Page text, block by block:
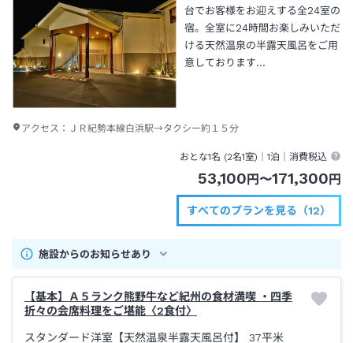
台でお客様をお迎えする全24室の
宿。全室に24時間お楽しみいただ
ける天然温泉の半露天風呂をご用
意しております…
アクセス： ＪＲ紀勢本線白浜駅→タクシー約１５分
おとな1名 (2名1室)｜1泊 ｜消費税込
53,100 円 〜171,300 円
すべてのプランを見る（12）
施設からのお知らせあり
【基本】Ａ５ランク熊野牛など紀州の食材満喫 ・四季
折々の会席料理をご堪能〈2食付〉
スタンダード洋室【天然温泉半露天風呂付】 37平米